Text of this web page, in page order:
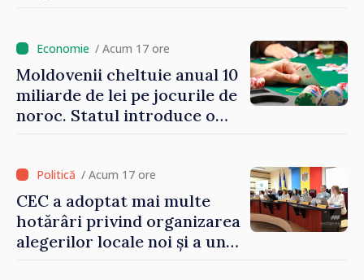
/ Acum 17 ore
Moldovenii cheltuie anual 10
miliarde de lei pe jocurile de
noroc. Statul introduce o
la buget / Acum 17 ore
CEC a adoptat mai multe
hotărâri privind organizarea
alegerilor locale noi și a unui